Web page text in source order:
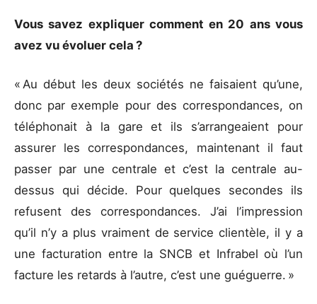
Vous savez expliquer comment en 20 ans vous
avez vu évoluer cela ?
« Au début les deux sociétés ne faisaient qu’une,
donc par exemple pour des correspondances, on
téléphonait à la gare et ils s’arrangeaient pour
assurer les correspondances, maintenant il faut
passer par une centrale et c’est la centrale au-
dessus qui décide. Pour quelques secondes ils
refusent des correspondances. J’ai l’impression
qu’il n’y a plus vraiment de service clientèle, il y a
une facturation entre la SNCB et Infrabel où l’un
facture les retards à l’autre, c’est une guéguerre. »